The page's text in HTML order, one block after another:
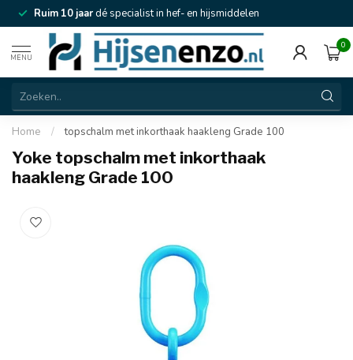
Ruim 10 jaardé specialist in hef- en hijsmiddelen
MENU
0
Home / topschalm met inkorthaak haakleng Grade 100
Yoke topschalm met inkorthaak
haakleng Grade 100